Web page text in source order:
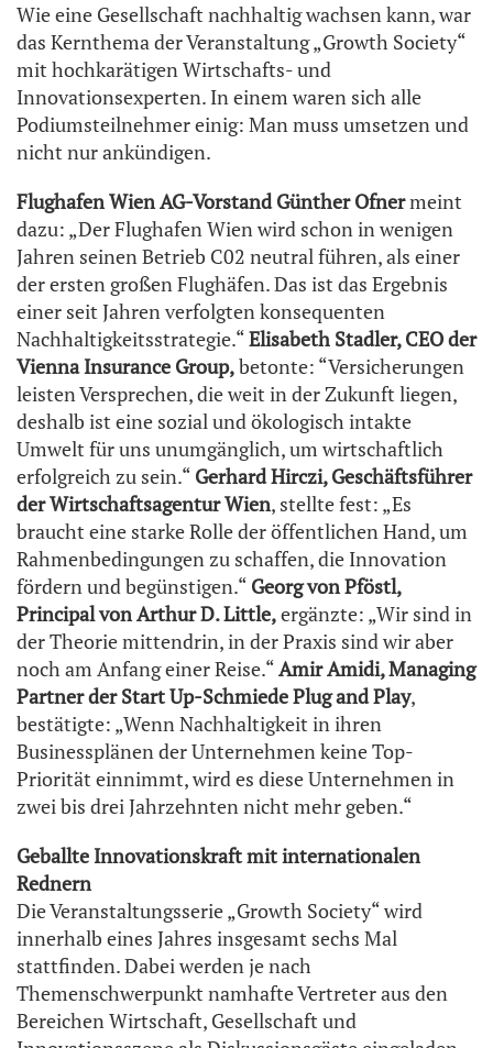
Wie eine Gesellschaft nachhaltig wachsen kann, war
das Kernthema der Veranstaltung „Growth Society“
mit hochkarätigen Wirtschafts- und
Innovationsexperten. In einem waren sich alle
Podiumsteilnehmer einig: Man muss umsetzen und
nicht nur ankündigen.
Flughafen Wien AG-Vorstand Günther Ofnermeint
dazu: „Der Flughafen Wien wird schon in wenigen
Jahren seinen Betrieb C02 neutral führen, als einer
der ersten großen Flughäfen. Das ist das Ergebnis
einer seit Jahren verfolgten konsequenten
Nachhaltigkeitsstrategie.“Elisabeth Stadler, CEO der
Vienna Insurance Group,betonte: “Versicherungen
leisten Versprechen, die weit in der Zukunft liegen,
deshalb ist eine sozial und ökologisch intakte
Umwelt für uns unumgänglich, um wirtschaftlich
erfolgreich zu sein.“ Gerhard Hirczi, Geschäftsführer
der Wirtschaftsagentur Wien, stellte fest: „Es
braucht eine starke Rolle der öffentlichen Hand, um
Rahmenbedingungen zu schaffen, die Innovation
fördern und begünstigen.“ Georg von Pföstl,
Principal von Arthur D. Little,ergänzte: „Wir sind in
der Theorie mittendrin, in der Praxis sind wir aber
noch am Anfang einer Reise.“Amir Amidi, Managing
Partner der Start Up-Schmiede Plug and Play,
bestätigte: „Wenn Nachhaltigkeit in ihren
Businessplänen der Unternehmen keine Top-
Priorität einnimmt, wird es diese Unternehmen in
zwei bis drei Jahrzehnten nicht mehr geben.“
Geballte Innovationskraft mit internationalen
Rednern
Die Veranstaltungsserie „Growth Society“ wird
innerhalb eines Jahres insgesamt sechs Mal
stattfinden. Dabei werden je nach
Themenschwerpunkt namhafte Vertreter aus den
Bereichen Wirtschaft, Gesellschaft und